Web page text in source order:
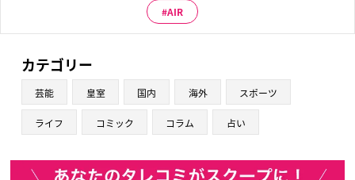
AIR
カテゴリー
芸能 皇室 国内 海外 スポーツ
ライフ コミック コラム 占い